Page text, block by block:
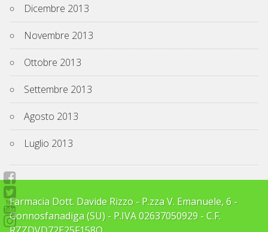
Dicembre 2013
Novembre 2013
Ottobre 2013
Settembre 2013
Agosto 2013
Luglio 2013
Farmacia Dott. Davide Rizzo - P.zza V. Emanuele, 6 -
Gonnosfanadiga (SU) - P.IVA 02637050929 - C.F.